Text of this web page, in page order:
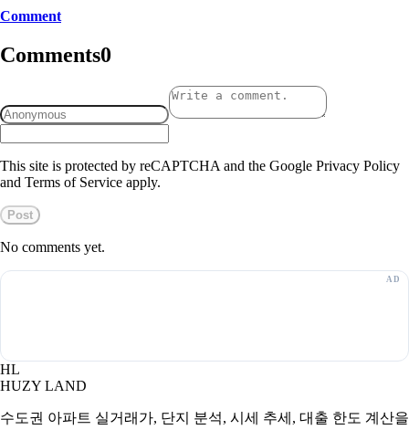
Comment
Comments0
This site is protected by reCAPTCHA and the Google Privacy Policy
and Terms of Service apply.
Post
No comments yet.
HL
HUZY LAND
수도권 아파트 실거래가, 단지 분석, 시세 추세, 대출 한도 계산을